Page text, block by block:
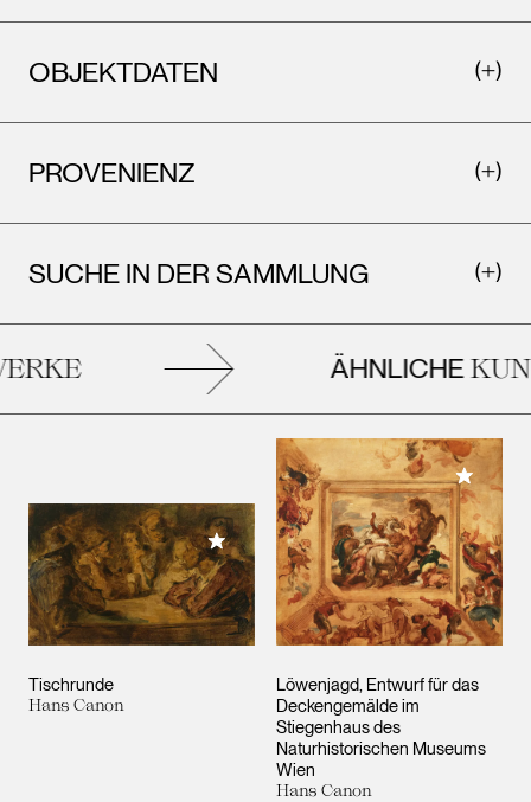
OBJEKTDATEN
PROVENIENZ
SUCHE IN DER SAMMLUNG
ÄHNLICHE
Tischrunde
Hans Canon
Meiner Sammlung hinzufügen
Löwenjagd, Entwurf für das
Deckengemälde im
Stiegenhaus des
Naturhistorischen Museums
Wien
Hans Canon
Meiner